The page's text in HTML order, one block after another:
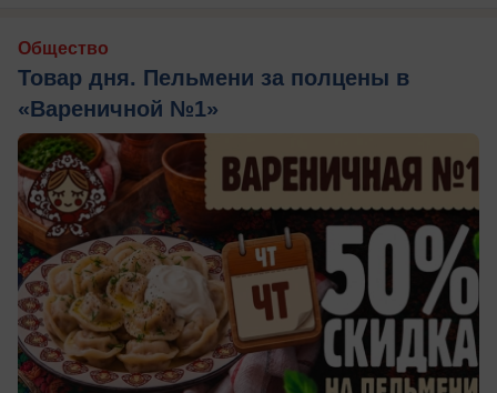
Общество
Товар дня. Пельмени за полцены в
«Вареничной №1»